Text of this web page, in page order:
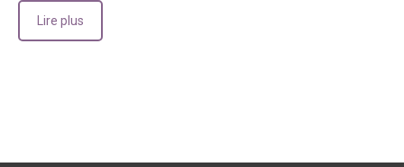
Lire plus